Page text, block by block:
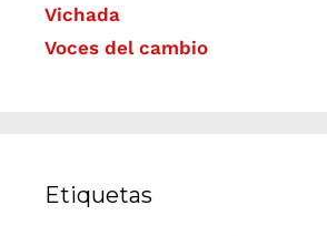
Vichada
Voces del cambio
Etiquetas